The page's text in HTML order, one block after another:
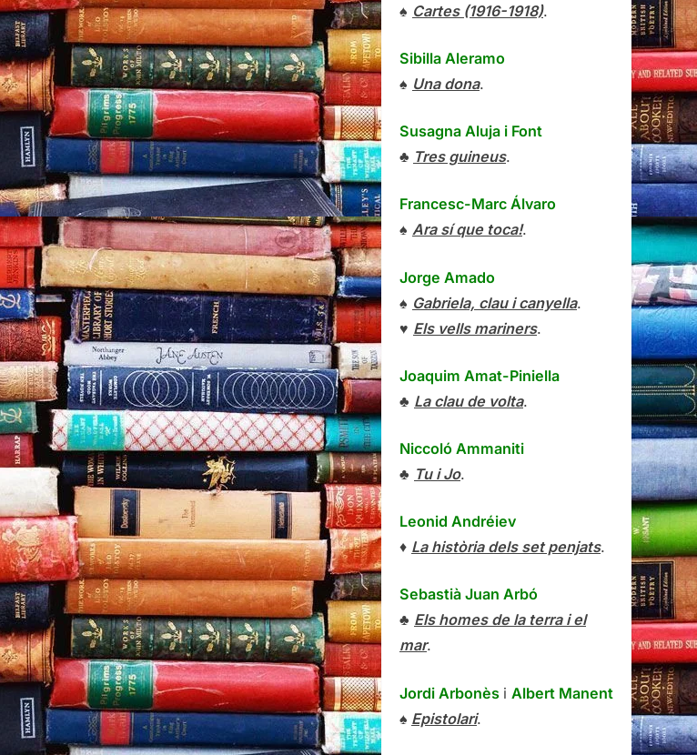
♠ Cartes (1916-1918).
Sibilla Aleramo
♠ Una dona.
Susagna Aluja i Font
♣ Tres guineus.
Francesc-Marc Álvaro
♠ Ara sí que toca!.
Jorge Amado
♠ Gabriela, clau i canyella.
♥ Els vells mariners.
Joaquim Amat-Piniella
♣ La clau de volta.
Niccoló Ammaniti
♣ Tu i Jo.
Leonid Andréiev
♦ La història dels set penjats.
Sebastià Juan Arbó
♣ Els homes de la terra i el
mar.
Jordi Arbonès i Albert Manent
♠ Epistolari.